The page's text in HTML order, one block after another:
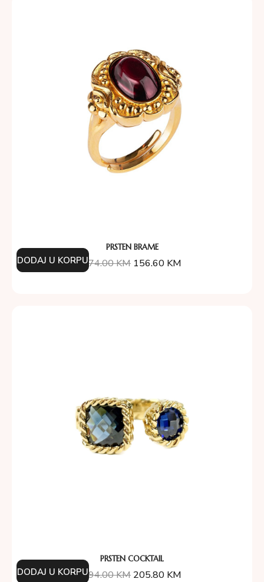
PRSTEN BRAME
174.00KM 156.60 KM
DODAJ U KORPU
PRSTEN COCKTAIL
294.00KM 205.80 KM
DODAJ U KORPU